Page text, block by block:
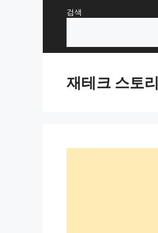
검색
재테크 스토리